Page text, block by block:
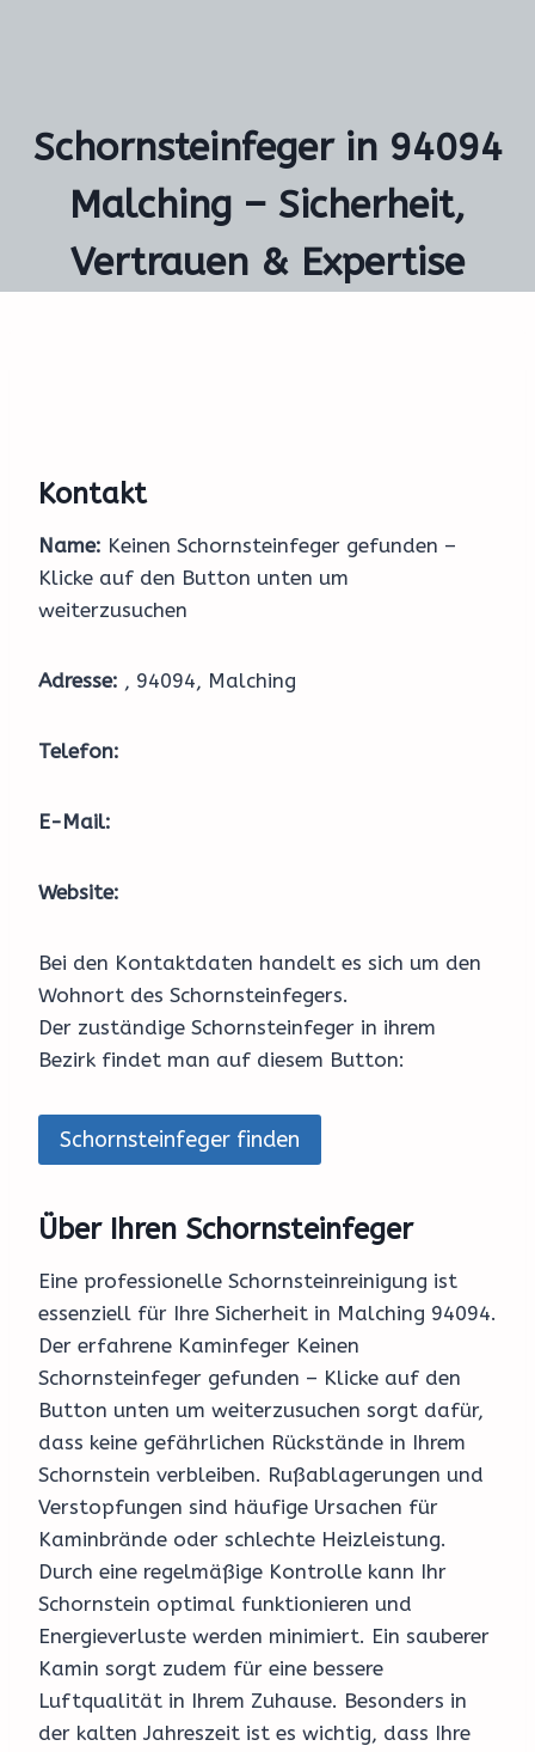
Schornsteinfeger in 94094
Malching – Sicherheit,
Vertrauen & Expertise
Kontakt
Name: Keinen Schornsteinfeger gefunden –
Klicke auf den Button unten um
weiterzusuchen
Adresse: , 94094, Malching
Telefon:
E-Mail:
Website:
Bei den Kontaktdaten handelt es sich um den
Wohnort des Schornsteinfegers.
Der zuständige Schornsteinfeger in ihrem
Bezirk findet man auf diesem Button:
Schornsteinfeger finden
Über Ihren Schornsteinfeger
Eine professionelle Schornsteinreinigung ist
essenziell für Ihre Sicherheit in Malching 94094.
Der erfahrene Kaminfeger Keinen
Schornsteinfeger gefunden – Klicke auf den
Button unten um weiterzusuchen sorgt dafür,
dass keine gefährlichen Rückstände in Ihrem
Schornstein verbleiben. Rußablagerungen und
Verstopfungen sind häufige Ursachen für
Kaminbrände oder schlechte Heizleistung.
Durch eine regelmäßige Kontrolle kann Ihr
Schornstein optimal funktionieren und
Energieverluste werden minimiert. Ein sauberer
Kamin sorgt zudem für eine bessere
Luftqualität in Ihrem Zuhause. Besonders in
der kalten Jahreszeit ist es wichtig, dass Ihre